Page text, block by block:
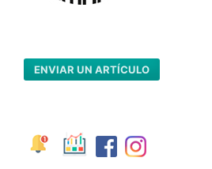
ENVIAR UN ARTÍCULO